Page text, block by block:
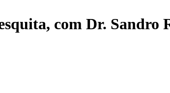
com Dr. Sandro